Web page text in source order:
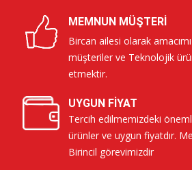
MEMNUN MÜŞTERI
Bircan ailesi olarak
müşteriler ve Teknolojik
etmektir.
UYGUN FIYAT
Tercih edilmemizdeki
ürünler ve uygun fiyatdır.
Birincil görevimizdir